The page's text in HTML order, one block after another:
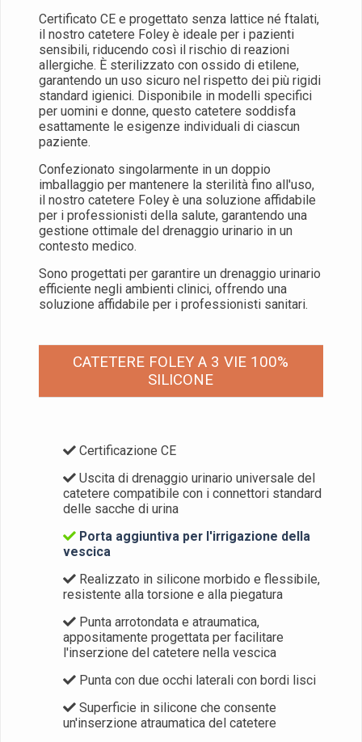
Certificato CE e progettato senza lattice né ftalati,
il nostro catetere Foley è ideale per i pazienti
sensibili, riducendo così il rischio di reazioni
allergiche. È sterilizzato con ossido di etilene,
garantendo un uso sicuro nel rispetto dei più rigidi
standard igienici. Disponibile in modelli specifici
per uomini e donne, questo catetere soddisfa
esattamente le esigenze individuali di ciascun
paziente.
Confezionato singolarmente in un doppio
imballaggio per mantenere la sterilità fino all'uso,
il nostro catetere Foley è una soluzione affidabile
per i professionisti della salute, garantendo una
gestione ottimale del drenaggio urinario in un
contesto medico.
Sono progettati per garantire un drenaggio urinario
efficiente negli ambienti clinici, offrendo una
soluzione affidabile per i professionisti sanitari.
CATETERE FOLEY A 3 VIE 100%
SILICONE
Certificazione CE
Uscita di drenaggio urinario universale del
catetere compatibile con i connettori standard
delle sacche di urina
Porta aggiuntiva per l'irrigazione della
vescica
Realizzato in silicone morbido e flessibile,
resistente alla torsione e alla piegatura
Punta arrotondata e atraumatica,
appositamente progettata per facilitare
l'inserzione del catetere nella vescica
Punta con due occhi laterali con bordi lisci
Superficie in silicone che consente
un'inserzione atraumatica del catetere